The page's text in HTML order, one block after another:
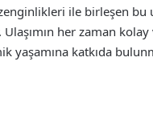
ile birleşen bu
her zaman kolay
yaşamına katkıda